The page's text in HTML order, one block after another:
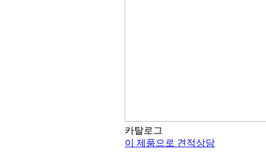
카탈로그
이 제품으로 견적상담